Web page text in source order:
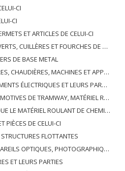
CI
CI
ET ARTICLES DE CELUI-CI
DE MÉTAUX DE BASE; PARTIES DE CELLES-CI, EN METAL DE BASE
DE BASE METAL
ET APPAREILS MÉCANIQUES; PARTIES DE CELLES-CI
SONORES; APPAREILS D'ENREGISTREMENT OU DE REPRODUCTION DES IMAGES ET DU SON EN TÉLÉVISION, PIÈCES ET ACCESSOIRES DE TELS ARTICLES
FER OU DE TRAMWAY ET RACCORDS ET PIÈCES DE CELLES-CI; ÉQUIPEMENT DE SIGNALISATION DE TRAFIC MÉCANIQUE (Y COMPRIS ÉLECTRO-MÉCANIQUE) DE TOUS TYPES
DE CHEMIN DE FER OU DE TRAMWAY, ET LEURS PIÈCES ET ACCESSOIRES
PIÈCES DE CELUI-CI
FLOTTANTES
DE MESURE, DE CONTRÔLE, DE MÉDECINE OU DE CHIRURGIE; PIÈCES ET ACCESSOIRES
ET LEURS PARTIES